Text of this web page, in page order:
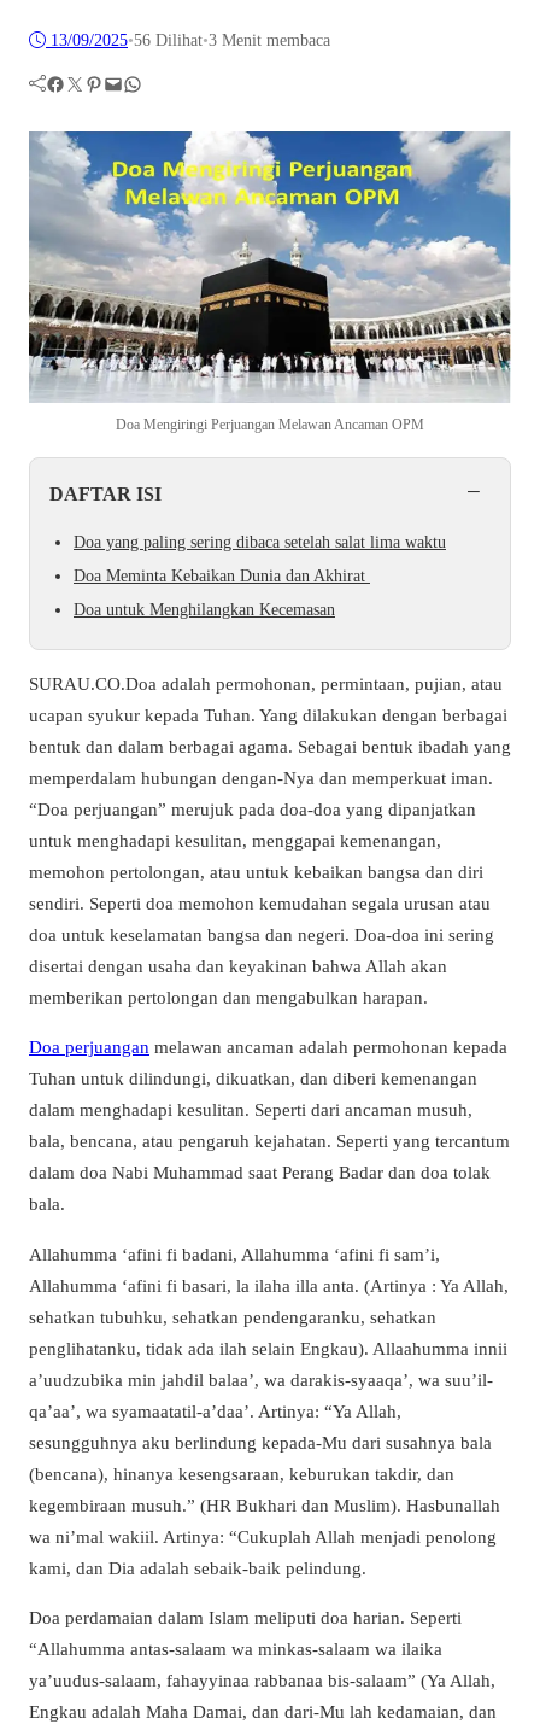
13/09/2025•56 Dilihat•3 Menit membaca
Facebook Twitter Pinterest Mail WhatsApp
Doa Mengiringi Perjuangan Melawan Ancaman OPM
DAFTAR ISI −
Doa yang paling sering dibaca setelah salat lima waktu
Doa Meminta Kebaikan Dunia dan Akhirat
Doa untuk Menghilangkan Kecemasan
SURAU.CO.Doa adalah permohonan, permintaan, pujian, atau
ucapan syukur kepada Tuhan. Yang dilakukan dengan berbagai
bentuk dan dalam berbagai agama. Sebagai bentuk ibadah yang
memperdalam hubungan dengan-Nya dan memperkuat iman.
“Doa perjuangan” merujuk pada doa-doa yang dipanjatkan
untuk menghadapi kesulitan, menggapai kemenangan,
memohon pertolongan, atau untuk kebaikan bangsa dan diri
sendiri. Seperti doa memohon kemudahan segala urusan atau
doa untuk keselamatan bangsa dan negeri. Doa-doa ini sering
disertai dengan usaha dan keyakinan bahwa Allah akan
memberikan pertolongan dan mengabulkan harapan.
Doa perjuangan melawan ancaman adalah permohonan kepada
Tuhan untuk dilindungi, dikuatkan, dan diberi kemenangan
dalam menghadapi kesulitan. Seperti dari ancaman musuh,
bala, bencana, atau pengaruh kejahatan. Seperti yang tercantum
dalam doa Nabi Muhammad saat Perang Badar dan doa tolak
bala.
Allahumma ‘afini fi badani, Allahumma ‘afini fi sam’i,
Allahumma ‘afini fi basari, la ilaha illa anta. (Artinya : Ya Allah,
sehatkan tubuhku, sehatkan pendengaranku, sehatkan
penglihatanku, tidak ada ilah selain Engkau). Allaahumma innii
a’uudzubika min jahdil balaa’, wa darakis-syaaqa’, wa suu’il-
qa’aa’, wa syamaatatil-a’daa’. Artinya: “Ya Allah,
sesungguhnya aku berlindung kepada-Mu dari susahnya bala
(bencana), hinanya kesengsaraan, keburukan takdir, dan
kegembiraan musuh.” (HR Bukhari dan Muslim). Hasbunallah
wa ni’mal wakiil. Artinya: “Cukuplah Allah menjadi penolong
kami, dan Dia adalah sebaik-baik pelindung.
Doa perdamaian dalam Islam meliputi doa harian. Seperti
“Allahumma antas-salaam wa minkas-salaam wa ilaika
ya’uudus-salaam, fahayyinaa rabbanaa bis-salaam” (Ya Allah,
Engkau adalah Maha Damai, dan dari-Mu lah kedamaian, dan